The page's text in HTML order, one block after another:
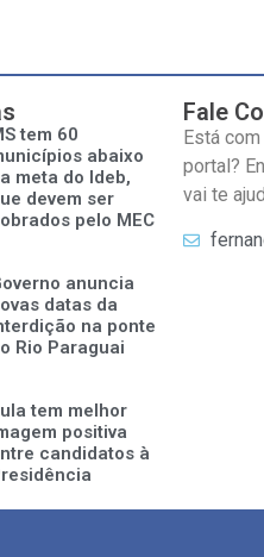
tem 60
abaixo
meta do Ideb,
devem ser
pelo MEC
anuncia
datas da
na ponte
Rio Paraguai
tem melhor
positiva
candidatos à
Fale
Está
portal?
vai te